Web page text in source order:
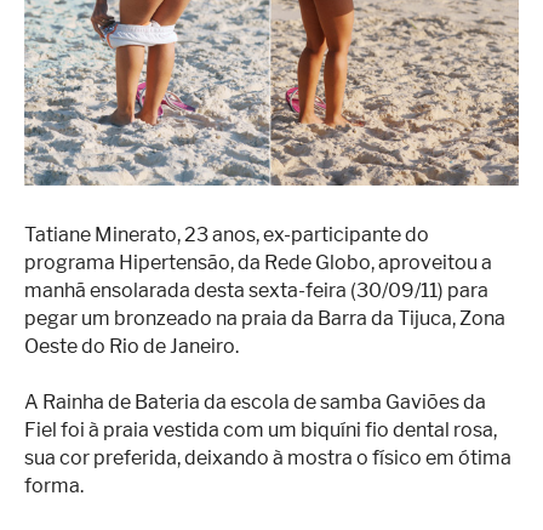
e
Depois
Superação
Fisiculturismo
Anabolizantes
Suplementação
Alimentação
Treino
Ensaios
Concursos
Tatiane Minerato, 23 anos, ex-participante do
programa Hipertensão, da Rede Globo, aproveitou a
manhã ensolarada desta sexta-feira (30/09/11) para
pegar um bronzeado na praia da Barra da Tijuca, Zona
Oeste do Rio de Janeiro.
A Rainha de Bateria da escola de samba Gaviões da
Fiel foi à praia vestida com um biquíni fio dental rosa,
sua cor preferida, deixando à mostra o físico em ótima
forma.